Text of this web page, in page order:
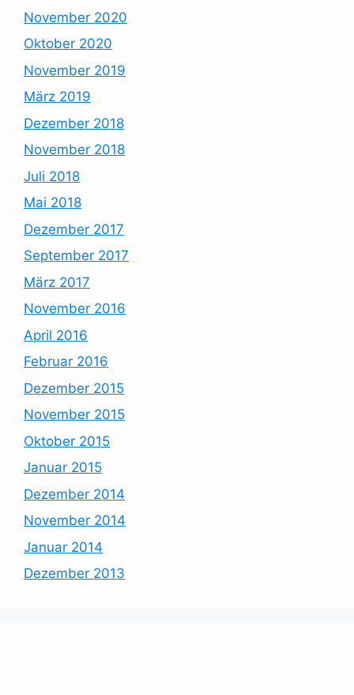
November 2020
Oktober 2020
November 2019
März 2019
Dezember 2018
November 2018
Juli 2018
Mai 2018
Dezember 2017
September 2017
März 2017
November 2016
April 2016
Februar 2016
Dezember 2015
November 2015
Oktober 2015
Januar 2015
Dezember 2014
November 2014
Januar 2014
Dezember 2013